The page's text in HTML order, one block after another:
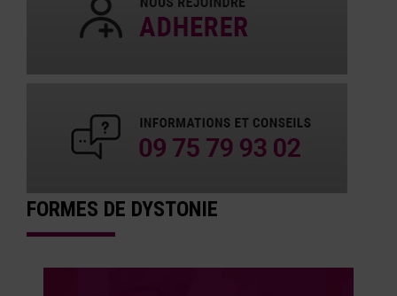
FORMES DE DYSTONIE